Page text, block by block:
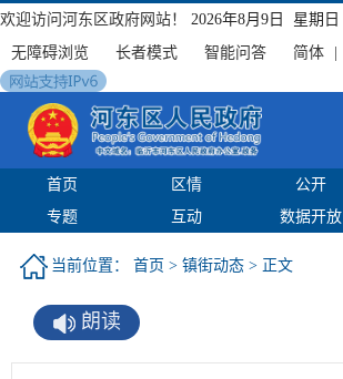
欢迎访问河东区政府网站！
2026年8月9日 星期日
无障碍浏览
长者模式 智能问答 简体
首页 区情 公开
专题
互动 数据开放
当前位置： 首页 > 镇街动态 > 正文
朗读